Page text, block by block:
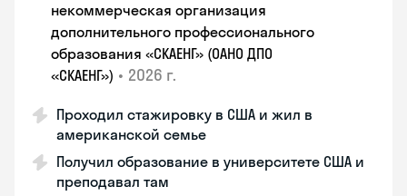
некоммерческая организация
дополнительного профессионального
образования «СКАЕНГ» (ОАНО ДПО
«СКАЕНГ») • 2026 г.
Проходил стажировку в США и жил в
американской семье
Получил образование в университете США и
преподавал там